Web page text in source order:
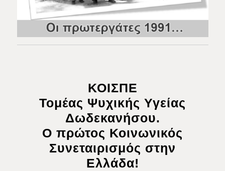
ΚΟΙΣΠΕ
Τομέας Ψυχικής Υγείας
Δωδεκανήσου.
Ο πρώτος Κοινωνικός
Συνεταιρισμός στην
Ελλάδα!